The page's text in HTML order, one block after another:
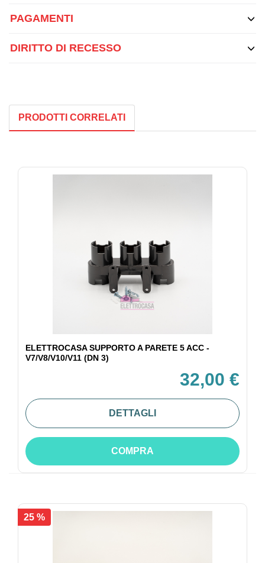
PAGAMENTI
DIRITTO DI RECESSO
PRODOTTI CORRELATI
ELETTROCASA SUPPORTO A PARETE 5 ACC -
V7/V8/V10/V11 (DN 3)
32,00 €
DETTAGLI
COMPRA
25 %